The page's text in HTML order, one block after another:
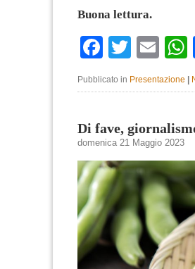
Buona lettura.
Facebook
Twitter
Pubblicato in Presentazione
Di fave,
domenica 21 Maggio 2023